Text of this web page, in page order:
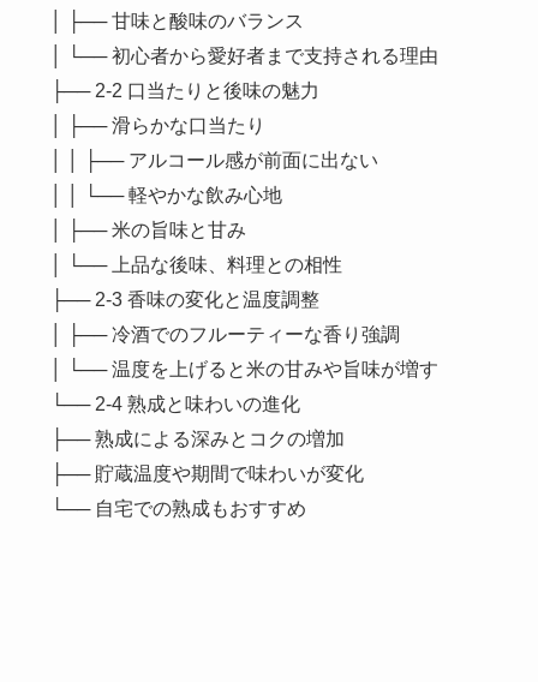
│ ├── 甘味と酸味のバランス
│ └── 初心者から愛好者まで支持される理由
├── 2-2 口当たりと後味の魅力
│ ├── 滑らかな口当たり
│ │ ├── アルコール感が前面に出ない
│ │ └── 軽やかな飲み心地
│ ├── 米の旨味と甘み
│ └── 上品な後味、料理との相性
├── 2-3 香味の変化と温度調整
│ ├── 冷酒でのフルーティーな香り強調
│ └── 温度を上げると米の甘みや旨味が増す
└── 2-4 熟成と味わいの進化
├── 熟成による深みとコクの増加
├── 貯蔵温度や期間で味わいが変化
└── 自宅での熟成もおすすめ